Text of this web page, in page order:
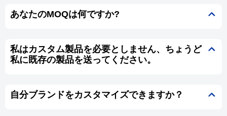
あなたのMOQは何ですか?
私はカスタム製品を必要としません、ちょうど
私に既存の製品を送ってください。
自分ブランドをカスタマイズできますか？